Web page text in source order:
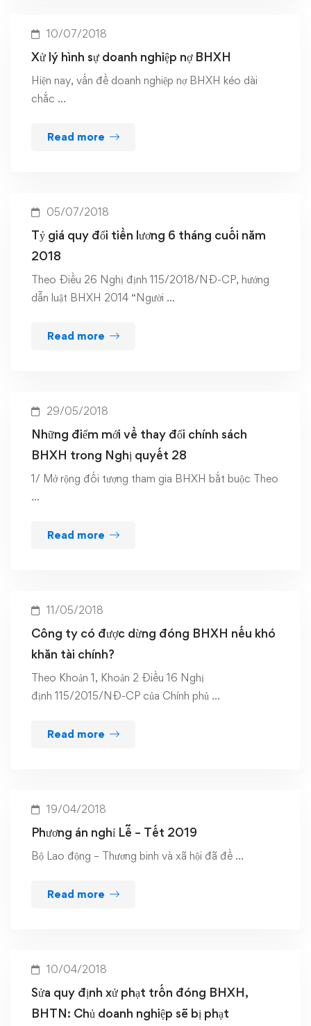
10/07/2018
Xử lý hình sự doanh nghiệp nợ BHXH
Hiện nay, vấn đề doanh nghiệp nợ BHXH kéo dài
chắc …
Read more
05/07/2018
Tỷ giá quy đổi tiền lương 6 tháng cuối năm
2018
Theo Điều 26 Nghị định 115/2018/NĐ-CP, hướng
dẫn luật BHXH 2014 “Người …
Read more
29/05/2018
Những điểm mới về thay đổi chính sách
BHXH trong Nghị quyết 28
1/ Mở rộng đối tượng tham gia BHXH bắt buộc Theo
…
Read more
11/05/2018
Công ty có được dừng đóng BHXH nếu khó
khăn tài chính?
Theo Khoản 1, Khoản 2 Điều 16 Nghị
định 115/2015/NĐ-CP của Chính phủ …
Read more
19/04/2018
Phương án nghỉ Lễ – Tết 2019
Bộ Lao động – Thương binh và xã hội đã đề …
Read more
10/04/2018
Sửa quy định xử phạt trốn đóng BHXH,
BHTN: Chủ doanh nghiệp sẽ bị phạt